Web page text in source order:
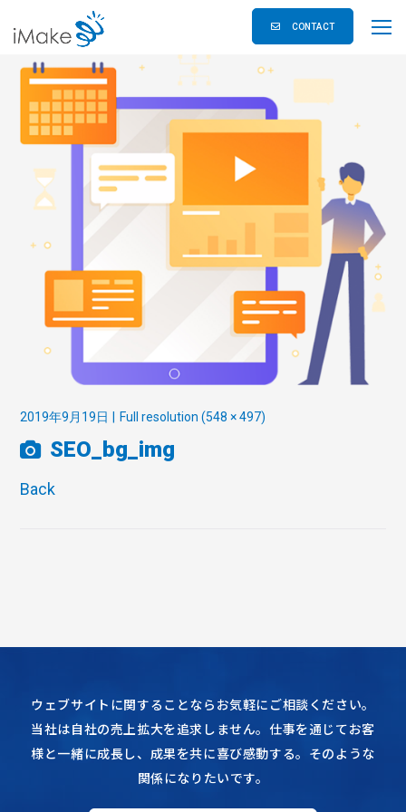
CONTACT
2019年9月19日 Full resolution (548 × 497)
SEO_bg_img
Back
ウェブサイトに関することならお気軽にご相談ください。
当社は自社の売上拡大を追求しません。仕事を通じてお客
様と一緒に成長し、成果を共に喜び感動する。そのような
関係になりたいです。